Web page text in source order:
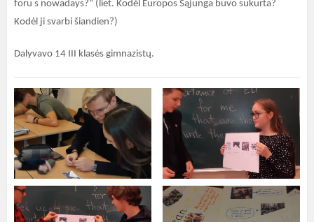
foru s nowadays?“ (liet. Kodėl Europos Sąjunga buvo sukurta?
Kodėl ji svarbi šiandien?)
Dalyvavo 14 III klasės gimnazistų.